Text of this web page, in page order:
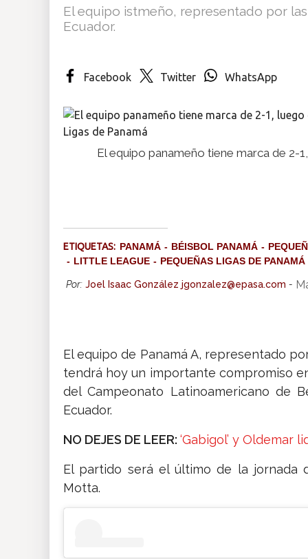
Multimedia
El equipo istmeño, representado por
Ecuador.
Facebook Twitter WhatsApp
El equipo panameño tiene marca de 2-
ETIQUETAS: PANAMÁ BÉISBOL PANAMÁ
LITTLE LEAGUE
PEQUEÑAS LIGAS DE PANAMÁ
Por: Joel Isaac González jgonzalez@epasa.com -
El equipo de Panamá A, representado
tendrá hoy un importante compromiso
del Campeonato Latinoamericano de
Ecuador.
NO DEJES DE LEER: ‘Gabigol’ y Oldemar
El partido será el último de la jornada
Motta.